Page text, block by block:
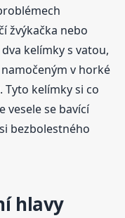
žvýkačka nebo
kelímky s vatou,
v horké
Tyto kelímky si co
vesele se bavící
bezbolestného
hlavy